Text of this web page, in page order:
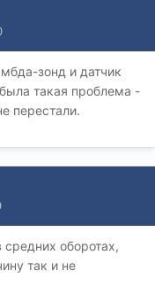
зонд и датчик
такая проблема -
перестали.
оборотах,
так и не